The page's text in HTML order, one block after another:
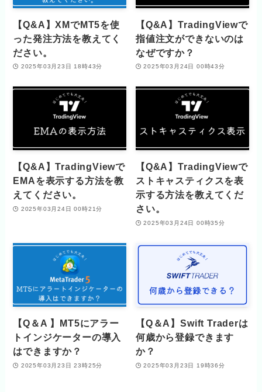
【Q&A】XMでMT5を使
った発注方法を教えてく
ださい。
2025年03月23日 18時43分
【Q&A】TradingViewで
指値注文ができないのは
なぜですか？
2025年03月24日 00時43分
【Q&A】TradingViewで
EMAを表示する方法を教
えてください。
2025年03月24日 00時21分
【Q&A】TradingViewで
ストキャスティクスを表
示する方法を教えてくだ
さい。
2025年03月24日 00時35分
【Q＆A 】MT5にアラー
トインジケーターの導入
はできますか？
2025年03月23日 23時25分
【Q＆A】Swift Traderは
何歳から登録できます
か？
2025年03月23日 19時36分